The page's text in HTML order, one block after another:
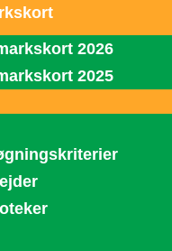
2026
2025